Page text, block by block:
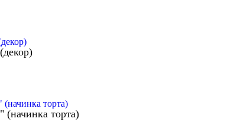
(начинка торта)